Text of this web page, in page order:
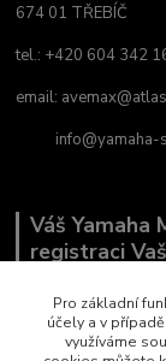
674 01 TŘEBÍČ
tel.: +420 604 342
email:
info@yamaha-
Váš Yamaha
registraci
co Vás
Pro základní
účely a v
využíváme